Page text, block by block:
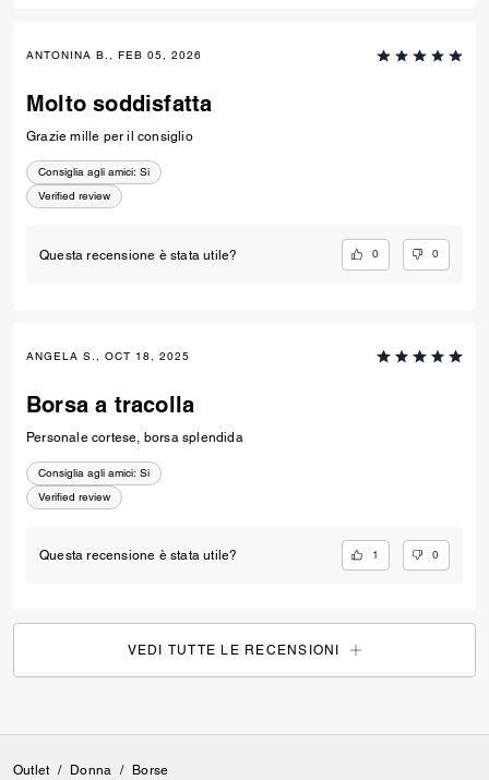
ANTONINA B., FEB 05, 2026
Molto soddisfatta
Grazie mille per il consiglio
Consiglia agli amici: Si
Verified review
Questa recensione è stata utile? 0 0
ANGELA S., OCT 18, 2025
Borsa a tracolla
Personale cortese, borsa splendida
Consiglia agli amici: Si
Verified review
Questa recensione è stata utile? 1 0
VEDI TUTTE LE RECENSIONI
Outlet / Donna / Borse